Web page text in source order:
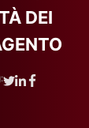
DEI